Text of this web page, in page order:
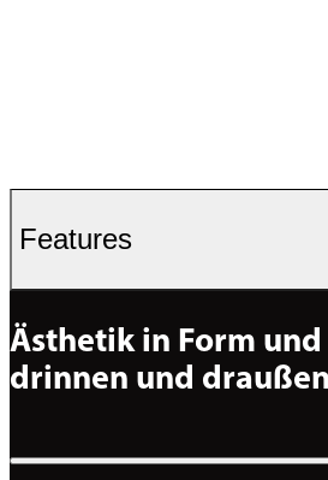
Features
Ästhetik in Form und
drinnen und